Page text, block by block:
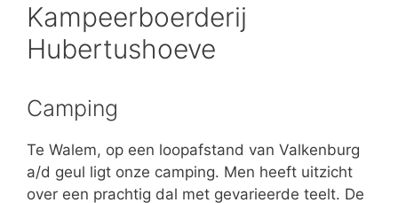
Kampeerboerderij
Hubertushoeve
Camping
Te Walem, op een loopafstand van Valkenburg
a/d geul ligt onze camping. Men heeft uitzicht
over een prachtig dal met gevarieerde teelt. De